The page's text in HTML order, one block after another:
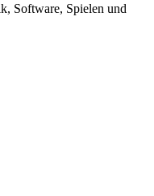
Software, Spielen und